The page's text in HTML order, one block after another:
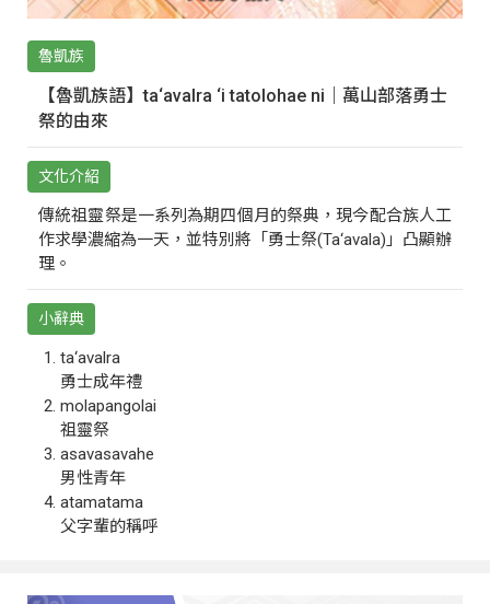
魯凱族
【魯凱族語】ta‘avalra ‘i tatolohae ni｜萬山部落勇士
祭的由來
文化介紹
傳統祖靈祭是一系列為期四個月的祭典，現今配合族人工
作求學濃縮為一天，並特別將「勇士祭(Ta‘avala)」凸顯辦
理。
小辭典
ta‘avalra
勇士成年禮
molapangolai
祖靈祭
asavasavahe
男性青年
atamatama
父字輩的稱呼